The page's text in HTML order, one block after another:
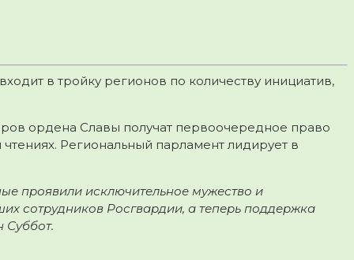
в тройку регионов по количеству инициатив,
ордена Славы получат первоочередное право
Региональный парламент лидирует в
проявили исключительное мужество и
сотрудников Росгвардии, а теперь поддержка
Суббот.